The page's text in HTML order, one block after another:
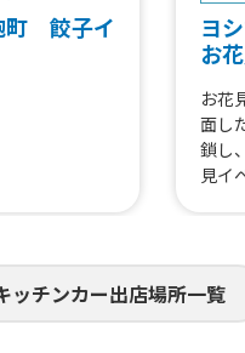
町 餃子イ
ヨ
お
お花
面し
鎖し
見イ
ッチンカー出店場所一覧